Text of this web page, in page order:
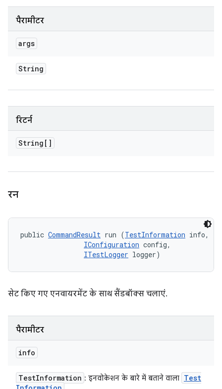
पैरामीटर
args
String
रिटर्न
String[]
रन
public CommandResult run (TestInformation info,
IConfiguration config,
ITestLogger logger)
सेट किए गए एनवायरमेंट के साथ सैंडबॉक्स चलाएं.
पैरामीटर
info
TestInformation : इनवोकेशन के बारे में बताने वाला Test